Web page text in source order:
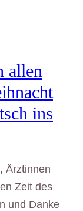
allen
ins
Ärztinnen
Zeit des
und Danke